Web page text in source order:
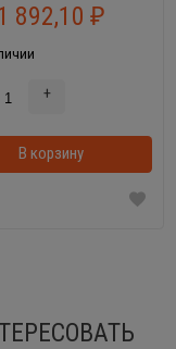
892,10 ₽
+
В корзину